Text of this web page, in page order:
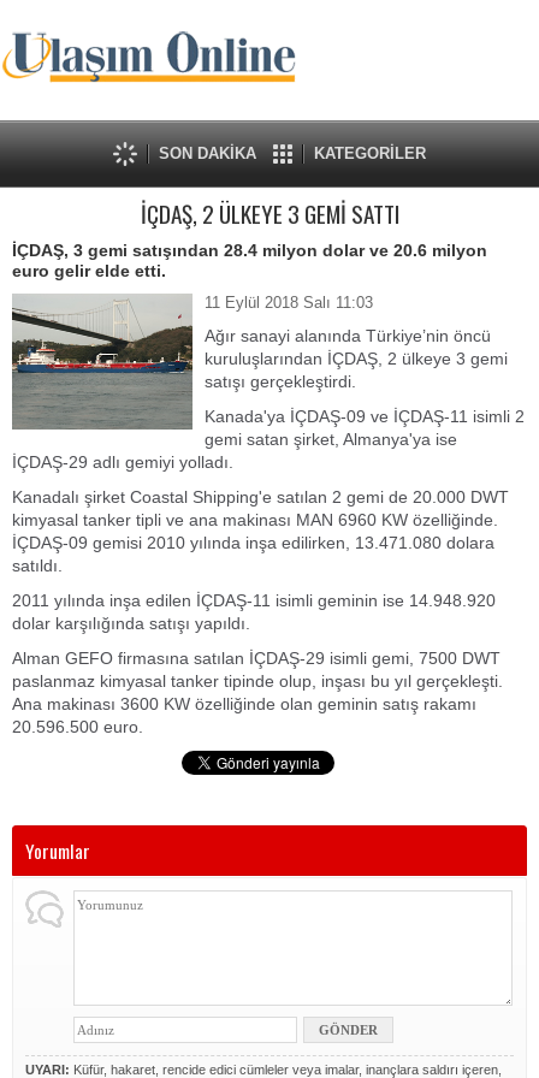
SON DAKİKA KATEGORİLER
İÇDAŞ, 2 ÜLKEYE 3 GEMİ SATTI
İÇDAŞ, 3 gemi satışından 28.4 milyon dolar ve 20.6 milyon
euro gelir elde etti.
11 Eylül 2018 Salı 11:03
Ağır sanayi alanında Türkiye’nin öncü
kuruluşlarından İÇDAŞ, 2 ülkeye 3 gemi
satışı gerçekleştirdi.
Kanada'ya İÇDAŞ-09 ve İÇDAŞ-11 isimli 2
gemi satan şirket, Almanya'ya ise
İÇDAŞ-29 adlı gemiyi yolladı.
Kanadalı şirket Coastal Shipping'e satılan 2 gemi de 20.000 DWT
kimyasal tanker tipli ve ana makinası MAN 6960 KW özelliğinde.
İÇDAŞ-09 gemisi 2010 yılında inşa edilirken, 13.471.080 dolara
satıldı.
2011 yılında inşa edilen İÇDAŞ-11 isimli geminin ise 14.948.920
dolar karşılığında satışı yapıldı.
Alman GEFO firmasına satılan İÇDAŞ-29 isimli gemi, 7500 DWT
paslanmaz kimyasal tanker tipinde olup, inşası bu yıl gerçekleşti.
Ana makinası 3600 KW özelliğinde olan geminin satış rakamı
20.596.500 euro.
Yorumlar
UYARI: Küfür, hakaret, rencide edici cümleler veya imalar, inançlara saldırı içeren,